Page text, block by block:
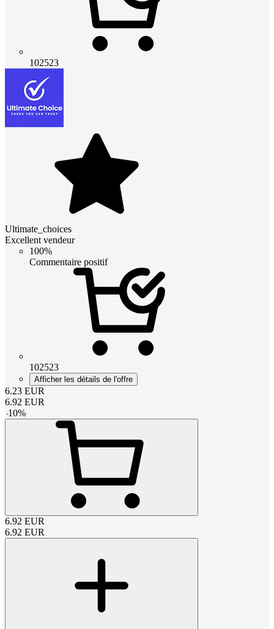
102523
Ultimate_choices
Excellent vendeur
100%
Commentaire positif
102523
Afficher les détails de l'offre
6.23 EUR
6.92 EUR
-10%
6.92 EUR
6.92 EUR